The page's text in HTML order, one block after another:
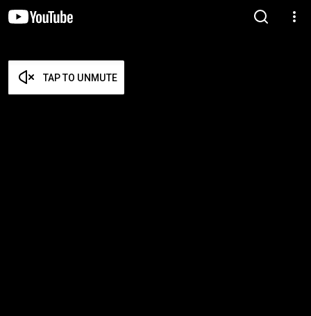
TAP TO UNMUTE